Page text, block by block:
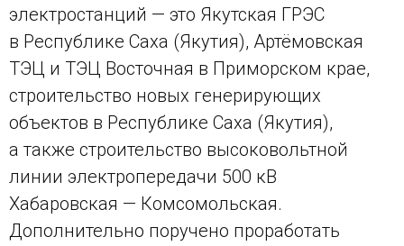
электростанций — это Якутская ГРЭС
в Республике Саха (Якутия), Артёмовская
ТЭЦ и ТЭЦ Восточная в Приморском крае,
строительство новых генерирующих
объектов в Республике Саха (Якутия),
а также строительство высоковольтной
линии электропередачи 500 кВ
Хабаровская — Комсомольская.
Дополнительно поручено проработать